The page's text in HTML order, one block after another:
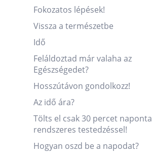
Fokozatos lépések!
Vissza a természetbe
Idő
Feláldoztad már valaha az
Egészségedet?
Hosszútávon gondolkozz!
Az idő ára?
Tölts el csak 30 percet naponta
rendszeres testedzéssel!
Hogyan oszd be a napodat?